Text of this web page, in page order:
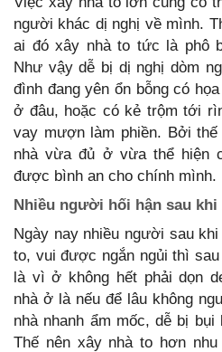
người khác dị nghị về mình.
ai đó xây nhà to tức là phô
Như vậy dễ bị dị nghị dòm
đình đang yên ổn bỗng có
ở đâu, hoặc có kẻ trộm tới
vay mượn làm phiền. Bởi
nhà vừa đủ ở vừa thể hiện
được bình an cho chính mình.
Nhiều người hối hận sau khi
Ngày nay nhiều người sau
to, vui được ngắn ngủi thì
là vì ở không hết phải dọn
nhà ở là nếu để lâu không
nhà nhanh ẩm mốc, dễ bị bụi
Thế nên xây nhà to hơn